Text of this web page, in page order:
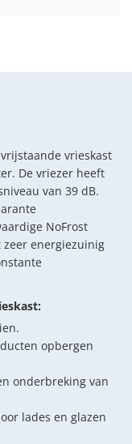
vrijstaande vrieskast
De vriezer heeft
van 39 dB.
NoFrost
zeer energiezuinig
opbergen
onderbreking van
lades en glazen